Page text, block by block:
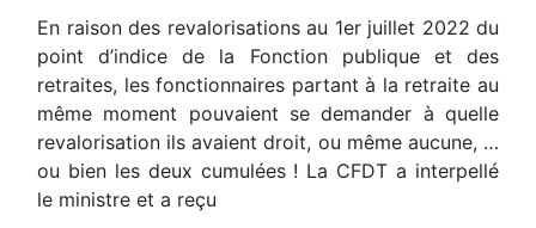
En raison des revalorisations au 1er juillet 2022 du
point d’indice de la Fonction publique et des
retraites, les fonctionnaires partant à la retraite au
même moment pouvaient se demander à quelle
revalorisation ils avaient droit, ou même aucune, …
ou bien les deux cumulées ! La CFDT a interpellé
le ministre et a reçu